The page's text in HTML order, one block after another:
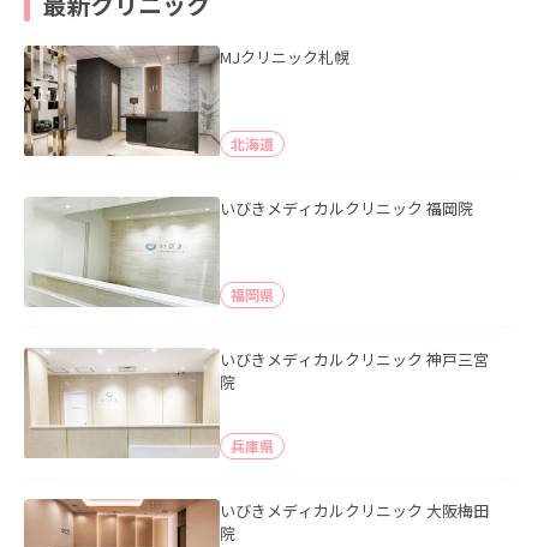
MJクリニック札幌
北海道
いびきメディカルクリニック 福岡院
福岡県
いびきメディカルクリニック 神戸三宮
院
兵庫県
いびきメディカルクリニック 大阪梅田
院